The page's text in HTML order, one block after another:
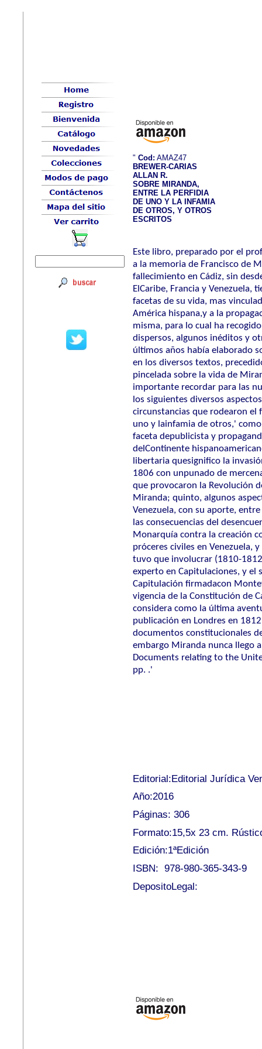
" Cod: AMAZ47
BREWER-CARIAS
ALLAN R.
SOBRE MIRANDA,
ENTRE LA PERFIDIA
DE UNO Y LA INFAMIA
DE OTROS, Y OTROS
ESCRITOS
Este libro, preparado por el
a la memoria de Francisco de
fallecimiento en Cádiz, sin
ElCaribe, Francia y Venezuela,
facetas de su vida, mas
América hispana,y a la
misma, para lo cual ha
dispersos, algunos inéditos y
últimos años había elaborado
en los diversos textos,
pincelada sobre la vida de
importante recordar para las
los siguientes diversos
circunstancias que rodearon el
uno y lainfamia de otros,'
faceta depublicista y
delContinente
libertaria quesignifico la
1806 con unpunado de
que provocaron la Revolución
Miranda; quinto, algunos
Venezuela, con su aporte,
las consecuencias del
Monarquía contra la creación
próceres civiles en Venezuela,
tuvo que involucrar (1810-
experto en Capitulaciones, y
Capitulación firmadacon
vigencia de la Constitución de
considera como la última
publicación en Londres en
documentos constitucionales
embargo Miranda nunca llego
Documents relating to the
pp. .'
Editorial:Editorial Jurídica
Año:2016
Páginas: 306
Formato:15,5x 23 cm.
Edición:1ªEdición
ISBN: 978-980-365-343-9
DepositoLegal: